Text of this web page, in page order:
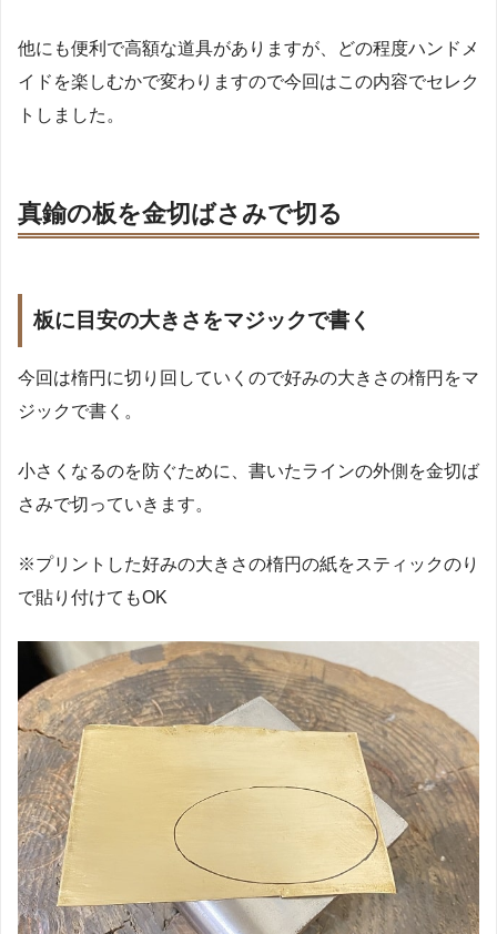
他にも便利で高額な道具がありますが、どの程度ハンドメ
イドを楽しむかで変わりますので今回はこの内容でセレク
トしました。
真鍮の板を金切ばさみで切る
板に目安の大きさをマジックで書く
今回は楕円に切り回していくので好みの大きさの楕円をマ
ジックで書く。
小さくなるのを防ぐために、書いたラインの外側を金切ば
さみで切っていきます。
※プリントした好みの大きさの楕円の紙をスティックのり
で貼り付けてもOK